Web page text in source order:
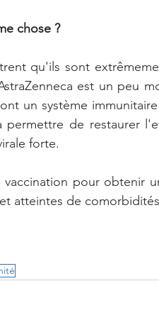
chose ?
qu'ils sont
est un peu
un système
de restaurer
forte.
pour obtenir
atteintes de